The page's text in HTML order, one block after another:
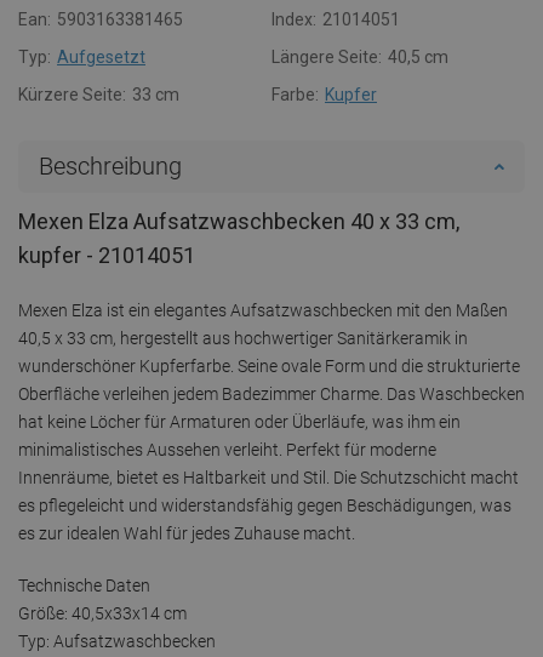
Ean: 5903163381465 Index: 21014051
Typ: Aufgesetzt Längere Seite: 40,5 cm
Kürzere Seite: 33 cm Farbe: Kupfer
Beschreibung
Mexen Elza Aufsatzwaschbecken 40 x 33 cm,
kupfer - 21014051
Mexen Elza ist ein elegantes Aufsatzwaschbecken mit den Maßen
40,5 x 33 cm, hergestellt aus hochwertiger Sanitärkeramik in
wunderschöner Kupferfarbe. Seine ovale Form und die strukturierte
Oberfläche verleihen jedem Badezimmer Charme. Das Waschbecken
hat keine Löcher für Armaturen oder Überläufe, was ihm ein
minimalistisches Aussehen verleiht. Perfekt für moderne
Innenräume, bietet es Haltbarkeit und Stil. Die Schutzschicht macht
es pflegeleicht und widerstandsfähig gegen Beschädigungen, was
es zur idealen Wahl für jedes Zuhause macht.
Technische Daten
Größe: 40,5x33x14 cm
Typ: Aufsatzwaschbecken